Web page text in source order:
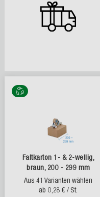
Faltkarton 1- & 2-wellig,
braun, 200 - 299 mm
Aus 41 Varianten wählen
ab 0,28 € / St.